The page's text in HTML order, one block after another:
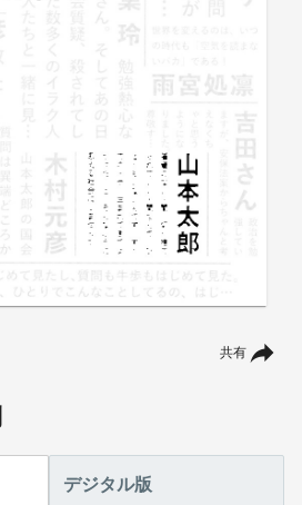
共有
デジタル版